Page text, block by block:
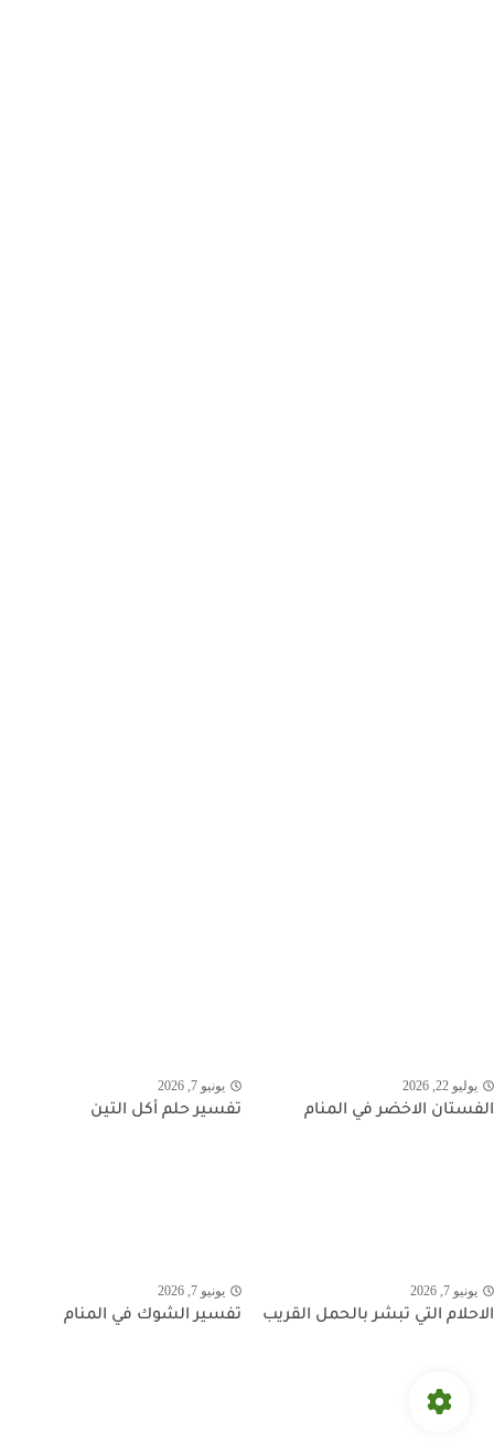
يوليو 22, 2026
الفستان الاخضر في المنام
يونيو 7, 2026
تفسير حلم أكل التين
يونيو 7, 2026
الاحلام التي تبشر بالحمل القريب
يونيو 7, 2026
تفسير الشوك في المنام